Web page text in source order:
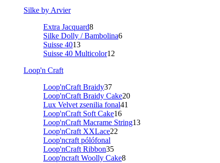
Silke by Arvier
Extra Jacquard8
Silke Dolly / Bambolina6
Suisse 4013
Suisse 40 Multicolor12
Loop'n Craft
Loop'nCraft Braidy37
Loop'nCraft Braidy Cake20
Lux Velvet zsenilia fonal41
Loop'nCraft Soft Cake16
Loop'nCraft Macrame String13
Loop'nCraft XXLace22
Loop'ncraft pólófonal
Loop'nCraft Ribbon35
Loop'ncraft Woolly Cake8